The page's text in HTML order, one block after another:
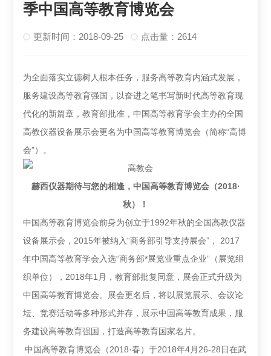
季中国高等教育博览会
更新时间：2018-09-25 点击量：2614
为全面落实立德树人根本任务，服务高等教育内涵式发展，
服务建设高等教育强国，以奋进之笔书写新时代高等教育现
代化的新篇章，教育部批准，中国高等教育学会主办的全国
高教仪器设备展示会更名为中国高等教育博览会（简称“高博
会”）。
赫西仪器期待与您的相逢，中国高等教育博览会（2018·
秋）！
中国高等教育博览会前身为创立于1992年秋的全国高教仪器
设备展示会，2015年被纳入“商务部引导支持展会”， 2017
年中国高等教育学会入选“商务部*展览业重点企业”（展览组
织单位），2018年1月，教育部批复同意，展会正式升级为
中国高等教育博览会。展会更名后，将以展览展示、会议论
坛、竞赛活动等多种形式并存，展示中国高等教育成果，服
务建设高等教育强国，打造高等教育国家名片。
中国高等教育博览会（2018·春）于2018年4月26-28日在武